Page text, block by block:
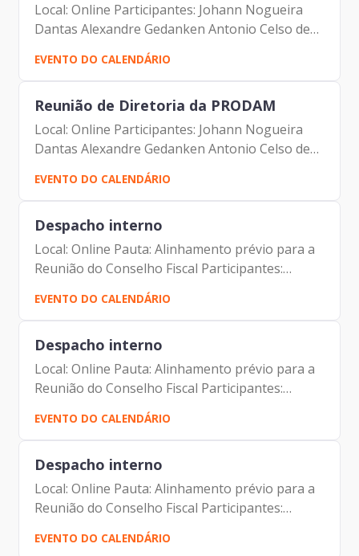
Local: Online Participantes: Johann Nogueira
Dantas Alexandre Gedanken Antonio Celso de
Paula Albuquerque Filho Maurício Gonçalves
Pimentel Luciano de Azevedo Farias Ferreira
Marcio Rodrigues...
EVENTO DO CALENDÁRIO
Reunião de Diretoria da PRODAM
Local: Online Participantes: Johann Nogueira
Dantas Alexandre Gedanken Antonio Celso de
Paula Albuquerque Filho Maurício Gonçalves
Pimentel Luciano de Azevedo Farias Ferreira
Marcio Rodrigues...
EVENTO DO CALENDÁRIO
Despacho interno
Local: Online Pauta: Alinhamento prévio para a
Reunião do Conselho Fiscal Participantes:
Johann Nogueira Dantas Marcio Rodrigues
Pereira Mendes Fernando Josenias Vieira do
Nascimento Marco Antonio...
EVENTO DO CALENDÁRIO
Despacho interno
Local: Online Pauta: Alinhamento prévio para a
Reunião do Conselho Fiscal Participantes:
Johann Nogueira Dantas Marcio Rodrigues
Pereira Mendes Fernando Josenias Vieira do
Nascimento Marco Antonio...
EVENTO DO CALENDÁRIO
Despacho interno
Local: Online Pauta: Alinhamento prévio para a
Reunião do Conselho Fiscal Participantes:
Johann Nogueira Dantas Marcio Rodrigues
Pereira Mendes Fernando Josenias Vieira do
EVENTO DO CALENDÁRIO